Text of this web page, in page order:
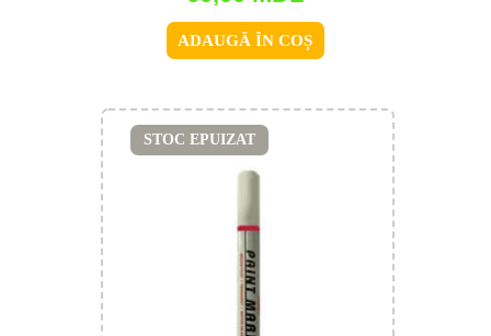
ADAUGĂ ÎN COȘ
STOC EPUIZAT